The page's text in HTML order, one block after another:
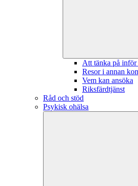
Att tänka på inför
Resor i annan
Vem kan ansöka
Riksfärdtjänst
Råd och stöd
Psykisk ohälsa